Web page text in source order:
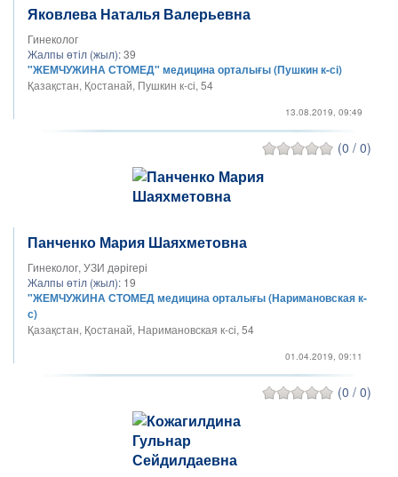
Яковлева Наталья Валерьевна
Гинеколог
Жалпы өтіл (жыл):39
"ЖЕМЧУЖИНА СТОМЕД" медицина орталығы (Пушкин к-сі)
Қазақстан, Қостанай, Пушкин к-сі, 54
13.08.2019, 09:49
(0 / 0)
Панченко Мария Шаяхметовна
Гинеколог, УЗИ дәрігері
Жалпы өтіл (жыл): 19
"ЖЕМЧУЖИНА СТОМЕД медицина орталығы (Наримановская к-
с)
Қазақстан, Қостанай, Наримановская к-сі, 54
01.04.2019, 09:11
(0 / 0)